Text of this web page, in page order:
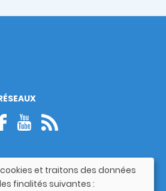
et traitons des données
finalités suivantes :